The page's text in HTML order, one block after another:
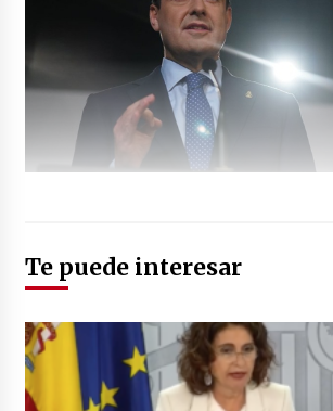
Te puede interesar